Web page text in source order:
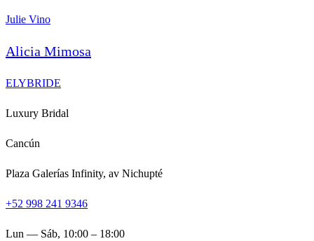
Julie Vino
Alicia Mimosa
ELYBRIDE
Luxury Bridal
Cancún
Plaza Galerías Infinity, av Nichupté
+52 998 241 9346
Lun — Sáb, 10:00 – 18:00